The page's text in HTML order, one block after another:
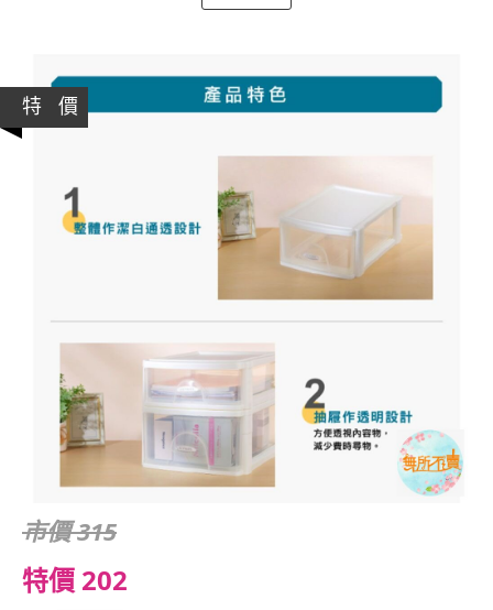
特 價
市價 315
特價 202